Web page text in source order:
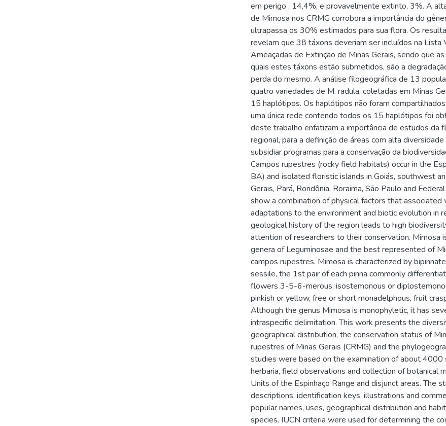
em perigo , 14,4%, e provavelmente extinto, 3%. A
de Mimosa nos CRMG corrobora a importância do
ultrapassa os 30% estimados para sua flora. Os
revelam que 38 táxons deveriam ser incluídos na Lista
Ameaçadas de Extinção de Minas Gerais, sendo que as
quais estes táxons estão submetidos, são a
perda do mesmo. A análise filogeográfica de 13
quatro variedades de M. radula, coletadas em Minas
15 haplótipos. Os haplótipos não foram
uma única rede contendo todos os 15 haplótipos foi
deste trabalho enfatizam a importância de estudos da
regional, para a definição de áreas com alta
subsidiar programas para a conservação da
Campos rupestres (rocky field habitats) occur in the
BA) and isolated floristic islands in Goiás, southwest
Gerais, Pará, Rondônia, Roraima, São Paulo and
show a combination of physical factors that associated
adaptations to the environment and biotic evolution in
geological history of the region leads to high
attention of researchers to their conservation. Mimosa
genera of Leguminosae and the best represented of
campos rupestres. Mimosa is characterized by
sessile, the 1st pair of each pinna commonly
flowers 3-5-6-merous, isostemonous or
pinkish or yellow, free or short monadelphous, fruit
Although the genus Mimosa is monophyletic, it has
intraspecific delimitation. This work presents the
geographical distribution, the conservation status of
rupestres of Minas Gerais (CRMG) and the
studies were based on the examination of about 4000
herbaria, field observations and collection of botanical
Units of the Espinhaço Range and disjunct areas. The
descriptions, identification keys, illustrations and
popular names, uses, geographical distribution and
species. IUCN criteria were used for determining the